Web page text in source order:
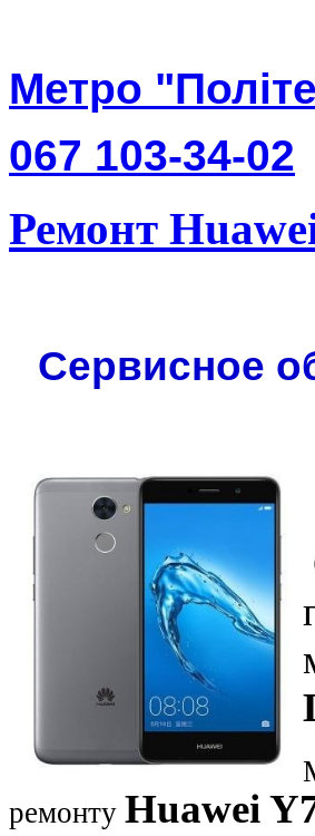
Метро
067 103-34-02
Ремонт
Сервисное
ремонту Huawei